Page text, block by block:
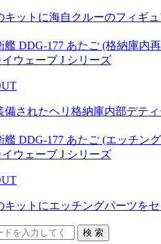
ットに海自クルーのフィギ
DDG-177 あたご (格納庫内再
ウェーブ J シリーズ
備されたヘリ格納庫内部デテ
DDG-177 あたご (エッチング
ウェーブ J シリーズ
ットにエッチングパーツを